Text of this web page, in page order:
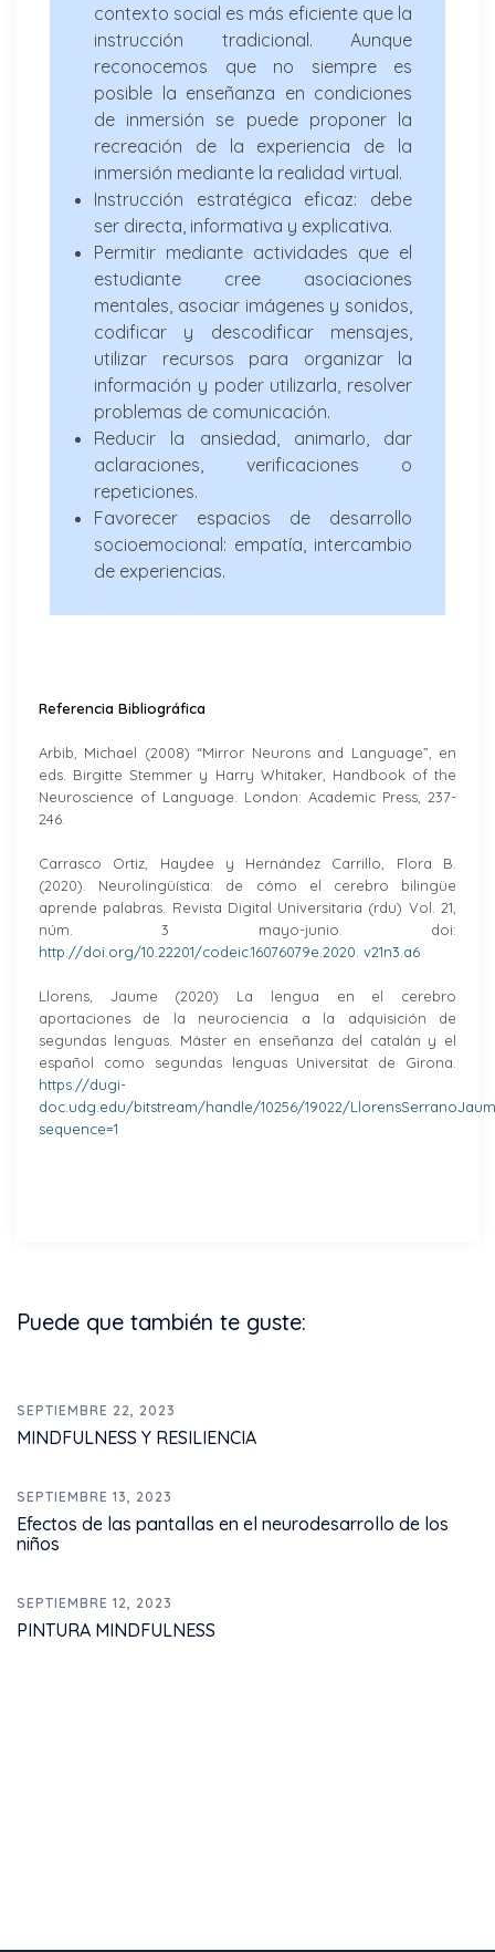
contexto social es más eficiente que la
instrucción tradicional. Aunque
reconocemos que no siempre es
posible la enseñanza en condiciones
de inmersión se puede proponer la
recreación de la experiencia de la
inmersión mediante la realidad virtual.
Instrucción estratégica eficaz: debe
ser directa, informativa y explicativa.
Permitir mediante actividades que el
estudiante cree asociaciones
mentales, asociar imágenes y sonidos,
codificar y descodificar mensajes,
utilizar recursos para organizar la
información y poder utilizarla, resolver
problemas de comunicación.
Reducir la ansiedad, animarlo, dar
aclaraciones, verificaciones o
repeticiones.
Favorecer espacios de desarrollo
socioemocional: empatía, intercambio
de experiencias.
Referencia Bibliográfica
Arbib, Michael (2008) “Mirror Neurons and Language”, en
eds. Birgitte Stemmer y Harry Whitaker, Handbook of the
Neuroscience of Language. London: Academic Press, 237-
246.
Carrasco Ortiz, Haydee y Hernández Carrillo, Flora B.
(2020). Neurolingüística: de cómo el cerebro bilingüe
aprende palabras. Revista Digital Universitaria (rdu) Vol. 21,
núm. 3 mayo-junio. doi:
http://doi.org/10.22201/codeic.16076079e.2020. v21n3.a6
Llorens, Jaume (2020) La lengua en el cerebro
aportaciones de la neurociencia a la adquisición de
segundas lenguas. Máster en enseñanza del catalán y el
español como segundas lenguas Universitat de Girona.
https://dugi-
doc.udg.edu/bitstream/handle/10256/19022/
sequence=1
Puede que también te guste:
SEPTIEMBRE 22, 2023
MINDFULNESS Y RESILIENCIA
SEPTIEMBRE 13, 2023
Efectos de las pantallas en el neurodesarrollo de los
niños
SEPTIEMBRE 12, 2023
PINTURA MINDFULNESS